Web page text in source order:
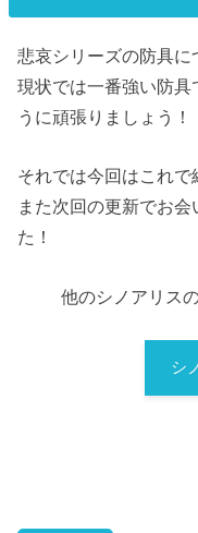
悲哀シリーズの防具に
現状では一番強い防具
うに頑張りましょう！
それでは今回はこれ
また次回の更新でお
た！
他のシノアリス
シ